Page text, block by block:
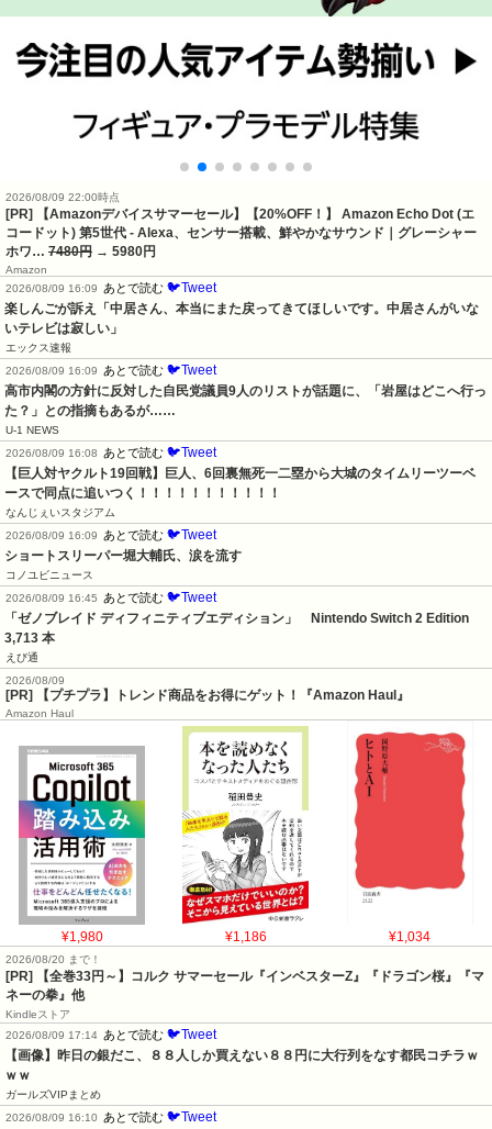
2026/08/09 22:00時点
[PR] 【Amazonデバイスサマーセール】【20%OFF！】 Amazon Echo Dot (エ
コードット) 第5世代 - Alexa、センサー搭載、鮮やかなサウンド｜グレーシャー
ホワ… 7480円 → 5980円
Amazon
2026/08/09 16:09
あとで読む 🐦Tweet
楽しんごが訴え「中居さん、本当にまた戻ってきてほしいです。中居さんがいな
いテレビは寂しい」
エックス速報
2026/08/09 16:09
あとで読む 🐦Tweet
高市内閣の方針に反対した自民党議員9人のリストが話題に、「岩屋はどこへ行っ
た？」との指摘もあるが……
U-1 NEWS
2026/08/09 16:08
あとで読む 🐦Tweet
【巨人対ヤクルト19回戦】巨人、6回裏無死一二塁から大城のタイムリーツーベ
ースで同点に追いつく！！！！！！！！！！！
なんじぇいスタジアム
2026/08/09 16:09
あとで読む 🐦Tweet
ショートスリーパー堀大輔氏、涙を流す
コノユビニュース
2026/08/09 16:45
あとで読む 🐦Tweet
「ゼノブレイド ディフィニティブエディション」　Nintendo Switch 2 Edition
3,713 本
えび通
2026/08/09
[PR] 【プチプラ】トレンド商品をお得にゲット！『Amazon Haul』
Amazon Haul
¥1,980 ¥1,186 ¥1,034
2026/08/20 まで！
[PR]
【全巻33円～】コルク サマーセール『インベスターZ』『ドラゴン桜』『マ
ネーの拳』他
Kindleストア
2026/08/09 17:14 あとで読む 🐦Tweet
【画像】昨日の銀だこ、８８人しか買えない８８円に大行列をなす都民コチラｗ
ｗｗ
ガールズVIPまとめ
2026/08/09 16:10
あとで読む 🐦Tweet